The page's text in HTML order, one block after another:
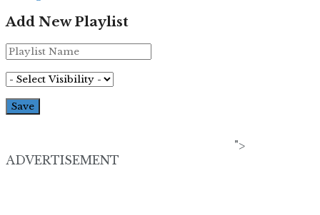
Add New Playlist
">
ADVERTISEMENT